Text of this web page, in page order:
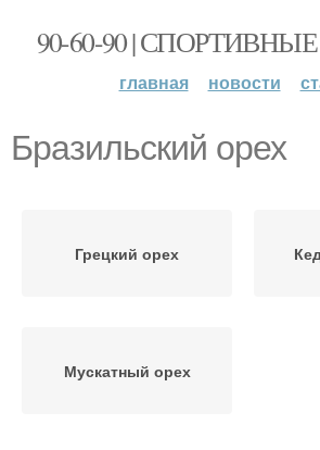
90-60-90 |
главная новости
Бразильский орех
Грецкий орех
Мускатный орех